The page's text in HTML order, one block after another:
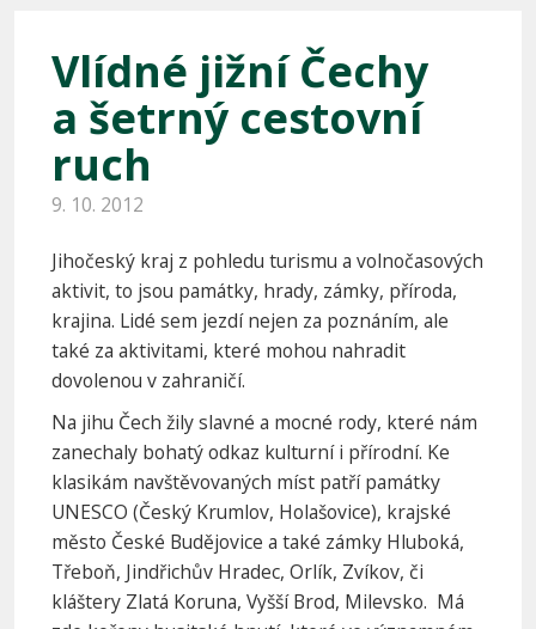
Vlídné jižní Čechy
a šetrný cestovní
ruch
9. 10. 2012
Jihočeský kraj z pohledu turismu a volnočasových
aktivit, to jsou památky, hrady, zámky, příroda,
krajina. Lidé sem jezdí nejen za poznáním, ale
také za aktivitami, které mohou nahradit
dovolenou v zahraničí.
Na jihu Čech žily slavné a mocné rody, které nám
zanechaly bohatý odkaz kulturní i přírodní. Ke
klasikám navštěvovaných míst patří památky
UNESCO (Český Krumlov, Holašovice), krajské
město České Budějovice a také zámky Hluboká,
Třeboň, Jindřichův Hradec, Orlík, Zvíkov, či
kláštery Zlatá Koruna, Vyšší Brod, Milevsko. Má